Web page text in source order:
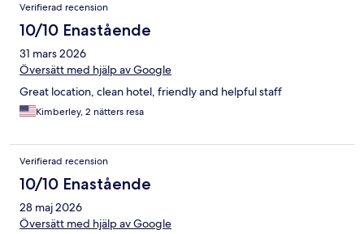
Verifierad recension
10/10 Enastående
31 mars 2026
Översätt med hjälp av Google
Great location, clean hotel, friendly and helpful staff
Kimberley, 2 nätters resa
Verifierad recension
10/10 Enastående
28 maj 2026
Översätt med hjälp av Google